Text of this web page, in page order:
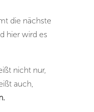
die nächste
hier wird es
nicht nur,
auch,